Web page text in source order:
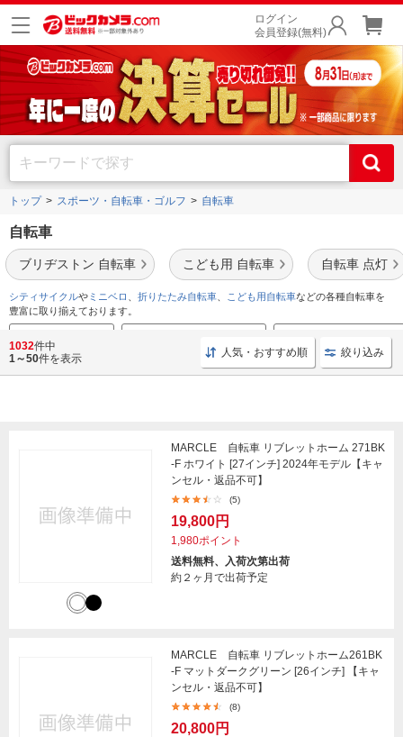
ログイン
会員登録(無料)
トップ スポーツ・自転車・ゴルフ 自転車
自転車
ブリヂストン 自転車 こども用 自転車 自転車 点灯
シティサイクルや ミニベロ 折りたたみ自転車 こども用自転車などの各種自転車を
豊富に取り揃えております。
自転車おすすめ特集 クロスバイクおすすめ特集
1032件中
1～50件を表示 人気・おすすめ順 絞り込み
MARCLE 自転車 リブレットホーム 271BK
-F ホワイト [27インチ] 2024年モデル【キャ
ンセル・返品不可】
(5)
19,800円
1,980ポイント
送料無料、入荷次第出荷
約２ヶ月で出荷予定
MARCLE 自転車 リブレットホーム261BK
-F マットダークグリーン [26インチ] 【キャ
ンセル・返品不可】
(8)
20,800円